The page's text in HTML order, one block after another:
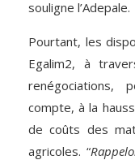
souligne l’Adepale.
Pourtant, les
Egalim2, à
compte, à la
de coûts des
agricoles. “